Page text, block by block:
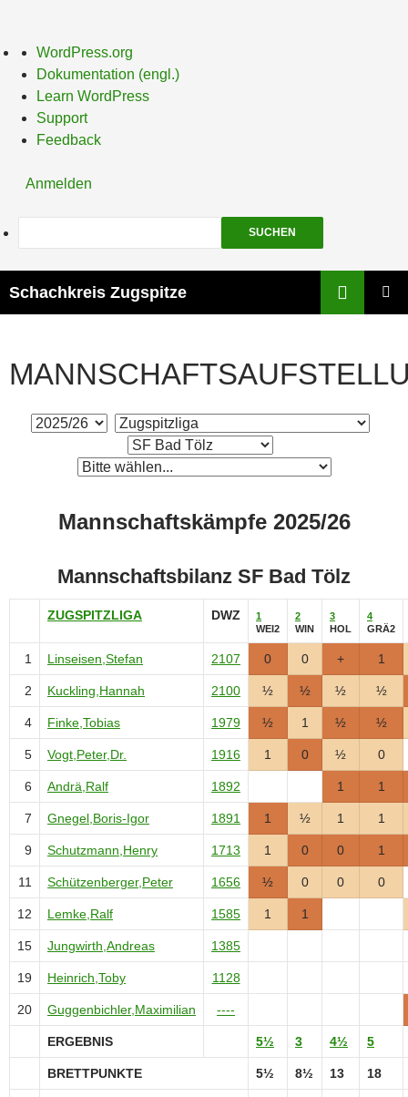
Über
WordPress
WordPress.org
Dokumentation (engl.)
Learn WordPress
Support
Feedback
Anmelden
Suchen
Schachkreis Zugspitze
Mannschaftskämpfe 2025/26
Mannschaftsbilanz SF Bad Tölz
ZUGSPITZLIGA DWZ
1
WEI2
2
WIN
3
HOL
4
GRÄ2
1 Linseisen,Stefan 2107 0 0 + 1
2 Kuckling,Hannah 2100 ½ ½ ½ ½
4 Finke,Tobias 1979 ½ 1 ½ ½
5 Vogt,Peter,Dr. 1916 1 0 ½ 0
6 Andrä,Ralf 1892 1 1
7 Gnegel,Boris-Igor 1891 1 ½ 1 1
9 Schutzmann,Henry 1713 1 0 0 1
11 Schützenberger,Peter 1656 ½ 0 0 0
12 Lemke,Ralf 1585 1 1
15 Jungwirth,Andreas 1385
19 Heinrich,Toby 1128
20 Guggenbichler,Maximilian ----
ERGEBNIS 5½ 3 4½ 5
BRETTPUNKTE 5½ 8½ 13 18